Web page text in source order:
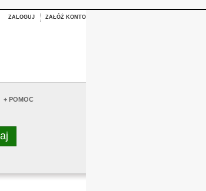
ZALOGUJ ZAŁÓŻ KONTO
+ POMOC